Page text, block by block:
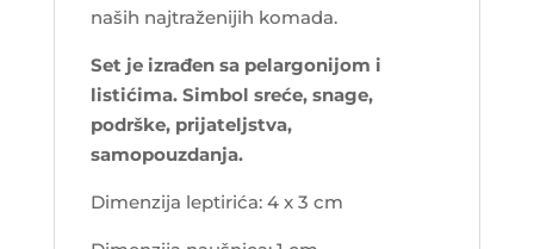
naših najtraženijih komada.
Set je izrađen sa pelargonijom i
listićima. Simbol sreće, snage,
podrške, prijateljstva,
samopouzdanja.
Dimenzija leptirića: 4 x 3 cm